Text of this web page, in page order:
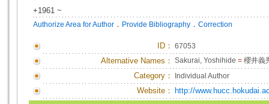
+1961 ~
Authorize Area for Author ． Provide Bibliography ． Correction
ID ： 67053
Alternative Names： Sakurai, Yoshihide = 櫻井義
Category： Individual Author
Website： http://